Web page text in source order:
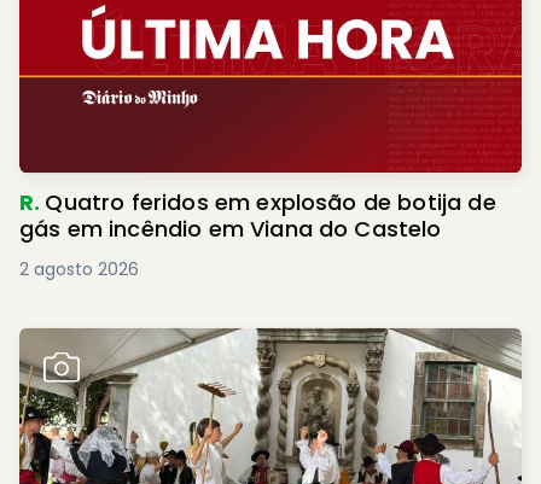
R. Quatro feridos em explosão de botija de
gás em incêndio em Viana do Castelo
2 agosto 2026